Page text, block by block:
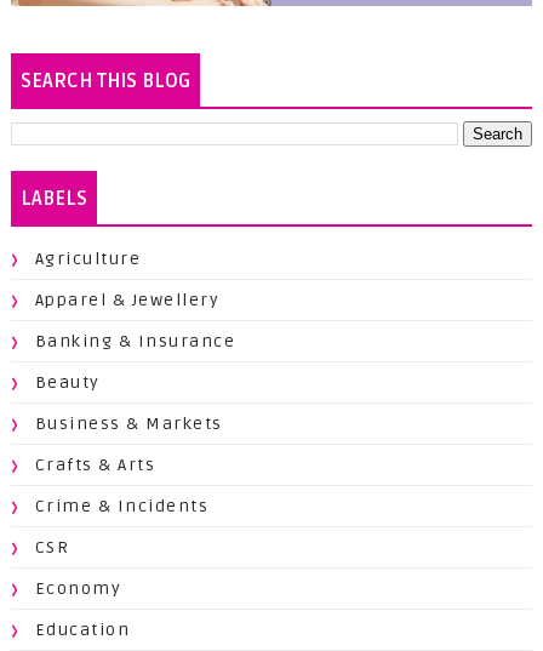
SEARCH THIS BLOG
LABELS
Agriculture
Apparel & Jewellery
Banking & Insurance
Beauty
Business & Markets
Crafts & Arts
Crime & Incidents
CSR
Economy
Education